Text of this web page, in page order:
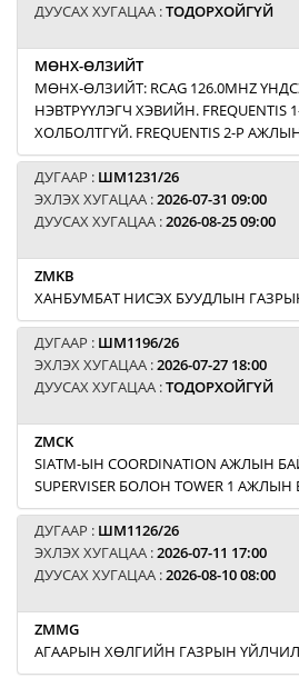
ДУУСАХ ХУГАЦАА :ТОДОРХОЙГҮЙ
МӨНХ-ӨЛЗИЙТ
МӨНХ-ӨЛЗИЙТ: RCAG 126.0MHZ
НЭВТРҮҮЛЭГЧ ХЭВИЙН.
ХОЛБОЛТГҮЙ. FREQUENTIS 2-Р
ДУГААР : ШМ1231/26
ЭХЛЭХ ХУГАЦАА :2026-07-31 09:00
ДУУСАХ ХУГАЦАА :2026-08-25 09:00
ZMKB
ХАНБУМБАТ НИСЭХ БУУДЛЫН
ДУГААР : ШМ1196/26
ЭХЛЭХ ХУГАЦАА :2026-07-27 18:00
ДУУСАХ ХУГАЦАА :ТОДОРХОЙГҮЙ
ZMCK
SIATM-ЫН COORDINATION АЖЛЫН
SUPERVISER БОЛОН TOWER 1
ДУГААР : ШМ1126/26
ЭХЛЭХ ХУГАЦАА :2026-07-11 17:00
ДУУСАХ ХУГАЦАА :2026-08-10 08:00
ZMMG
АГААРЫН ХӨЛГИЙН ГАЗРЫН